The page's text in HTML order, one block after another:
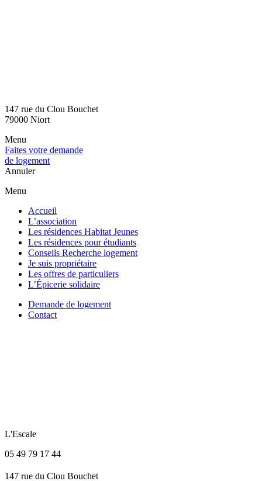
147 rue du Clou Bouchet
79000 Niort
Menu
Faites votre demande
de logement
Annuler
Menu
Accueil
L’association
Les résidences Habitat Jeunes
Les résidences pour étudiants
Conseils Recherche logement
Je suis propriétaire
Les offres de particuliers
L’Épicerie solidaire
Demande de logement
Contact
L'Escale
05 49 79 17 44
147 rue du Clou Bouchet